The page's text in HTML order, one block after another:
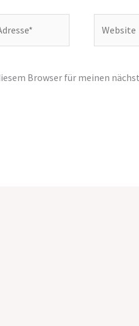
Browser für meinen